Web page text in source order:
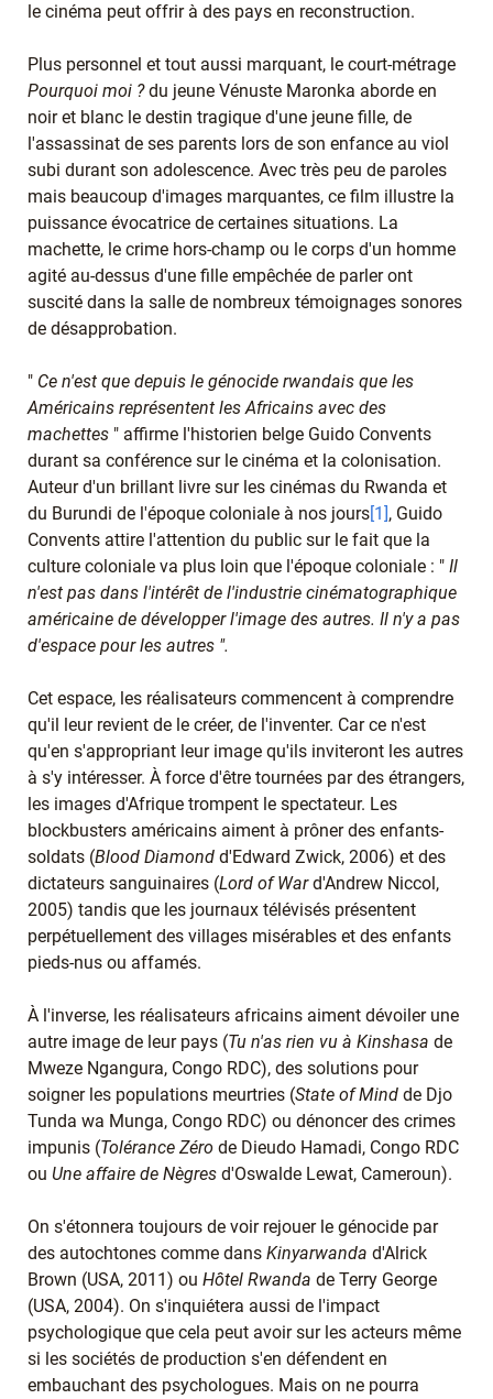
le cinéma peut offrir à des pays en reconstruction.
Plus personnel et tout aussi marquant, le court-métrage
Pourquoi moi ?du jeune Vénuste Maronka aborde en
noir et blanc le destin tragique d'une jeune fille, de
l'assassinat de ses parents lors de son enfance au viol
subi durant son adolescence. Avec très peu de paroles
mais beaucoup d'images marquantes, ce film illustre la
puissance évocatrice de certaines situations. La
machette, le crime hors-champ ou le corps d'un homme
agité au-dessus d'une fille empêchée de parler ont
suscité dans la salle de nombreux témoignages sonores
de désapprobation.
" Ce n'est que depuis le génocide rwandais que les
Américains représentent les Africains avec des
machettes " affirme l'historien belge Guido Convents
durant sa conférence sur le cinéma et la colonisation.
Auteur d'un brillant livre sur les cinémas du Rwanda et
du Burundi de l'époque coloniale à nos jours[1] , Guido
Convents attire l'attention du public sur le fait que la
culture coloniale va plus loin que l'époque coloniale : " Il
n'est pas dans l'intérêt de l'industrie cinématographique
américaine de développer l'image des autres. Il n'y a pas
d'espace pour les autres ".
Cet espace, les réalisateurs commencent à comprendre
qu'il leur revient de le créer, de l'inventer. Car ce n'est
qu'en s'appropriant leur image qu'ils inviteront les autres
à s'y intéresser. À force d'être tournées par des étrangers,
les images d'Afrique trompent le spectateur. Les
blockbusters américains aiment à prôner des enfants-
soldats (Blood Diamond d'Edward Zwick, 2006) et des
dictateurs sanguinaires (Lord of Ward'Andrew Niccol,
2005) tandis que les journaux télévisés présentent
perpétuellement des villages misérables et des enfants
pieds-nus ou affamés.
À l'inverse, les réalisateurs africains aiment dévoiler une
autre image de leur pays (Tu n'as rien vu à Kinshasa de
Mweze Ngangura, Congo RDC), des solutions pour
soigner les populations meurtries (State of Mind de Djo
Tunda wa Munga, Congo RDC) ou dénoncer des crimes
impunis (Tolérance Zéro de Dieudo Hamadi, Congo RDC
ou Une affaire de Nègres d'Oswalde Lewat, Cameroun).
On s'étonnera toujours de voir rejouer le génocide par
des autochtones comme dans Kinyarwanda d'Alrick
Brown (USA, 2011) ou Hôtel Rwanda de Terry George
(USA, 2004). On s'inquiétera aussi de l'impact
psychologique que cela peut avoir sur les acteurs même
si les sociétés de production s'en défendent en
embauchant des psychologues. Mais on ne pourra